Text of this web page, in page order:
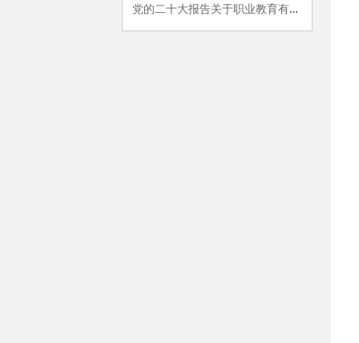
党的二十大报告关于职业教育有哪些新提法？多位专家解读